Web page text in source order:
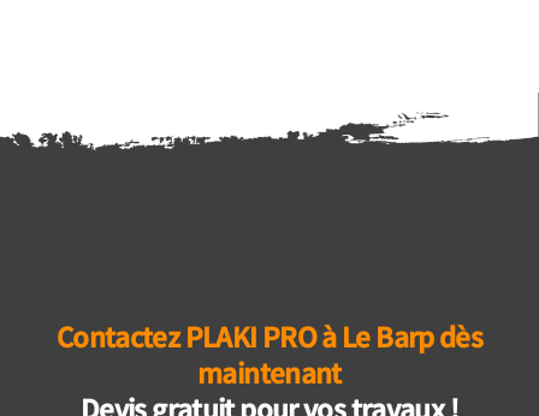
Contactez PLAKI PRO à Le Barp dès
maintenant